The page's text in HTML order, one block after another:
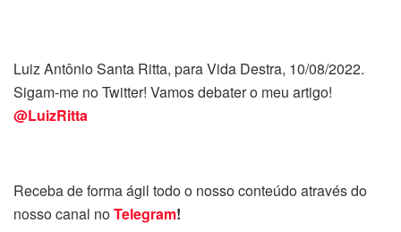
Luiz Antônio Santa Ritta, para Vida Destra, 10/08/2022.
Sigam-me no Twitter! Vamos debater o meu artigo!
@LuizRitta
Receba de forma ágil todo o nosso conteúdo através do
nosso canal noTelegram!